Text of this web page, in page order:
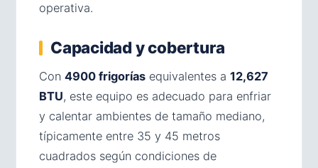
operativa.
Capacidad y cobertura
Con 4900 frigorías equivalentes a 12,627
BTU, este equipo es adecuado para enfriar
y calentar ambientes de tamaño mediano,
típicamente entre 35 y 45 metros
cuadrados según condiciones de